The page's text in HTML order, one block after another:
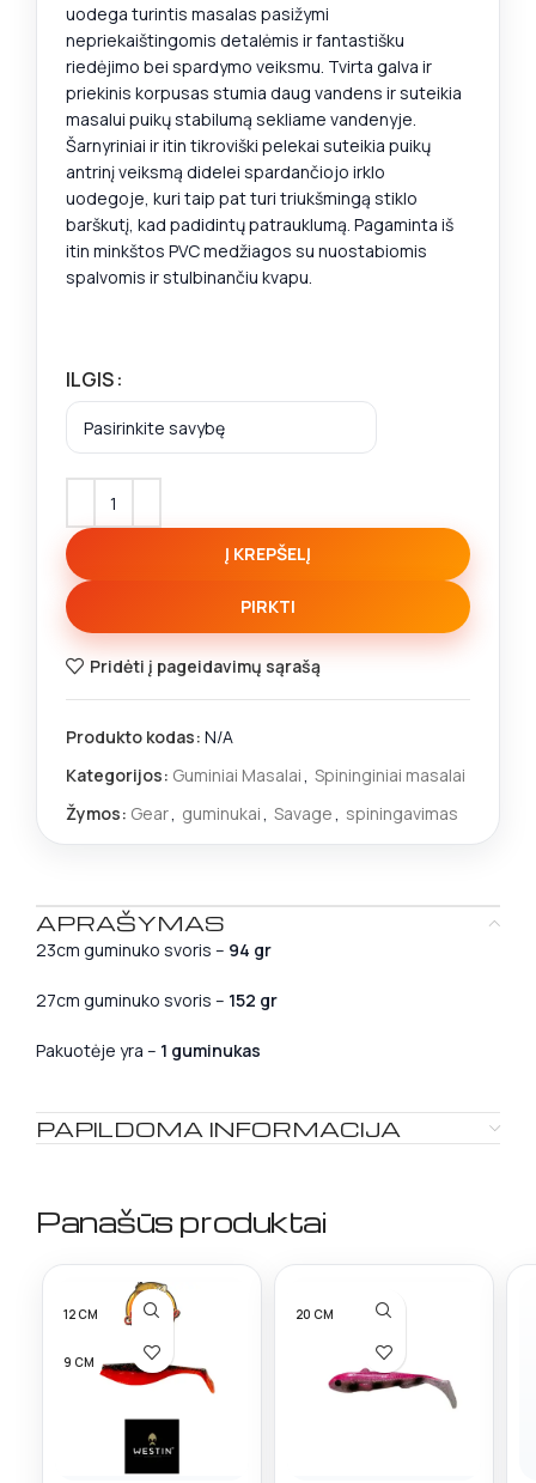
uodega turintis masalas pasižymi
nepriekaištingomis detalėmis ir fantastišku
riedėjimo bei spardymo veiksmu. Tvirta galva ir
priekinis korpusas stumia daug vandens ir suteikia
masalui puikų stabilumą sekliame vandenyje.
Šarnyriniai ir itin tikroviški pelekai suteikia puikų
antrinį veiksmą didelei spardančiojo irklo
uodegoje, kuri taip pat turi triukšmingą stiklo
barškutį, kad padidintų patrauklumą. Pagaminta iš
itin minkštos PVC medžiagos su nuostabiomis
spalvomis ir stulbinančiu kvapu.
ILGIS
Į KREPŠELĮ
PIRKTI
Pridėti į pageidavimų sąrašą
Produkto kodas: N/A
Kategorijos: Guminiai Masalai, Spininginiai masalai
Žymos: Gear, guminukai, Savage, spiningavimas
APRAŠYMAS
23cm guminuko svoris – 94 gr
27cm guminuko svoris – 152 gr
Pakuotėje yra – 1 guminukas
PAPILDOMA INFORMACIJA
Panašūs produktai
12 CM
9 CM
20 CM